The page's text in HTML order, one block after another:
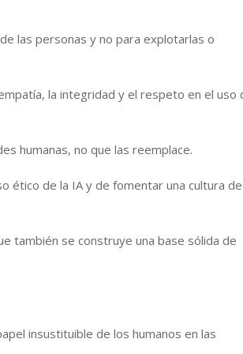
las personas y no para explotarlas o
la integridad y el respeto en el uso
humanas, no que las reemplace.
ético de la IA y de fomentar una cultura de
también se construye una base sólida de
insustituible de los humanos en las